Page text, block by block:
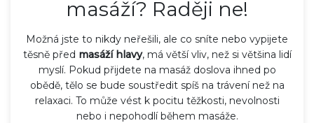
masáží? Raději ne!
Možná jste to nikdy neřešili, ale co sníte nebo vypijete
těsně před masáží hlavy, má větší vliv, než si většina lidí
myslí. Pokud přijdete na masáž doslova ihned po
obědě, tělo se bude soustředit spíš na trávení než na
relaxaci. To může vést k pocitu těžkosti, nevolnosti
nebo i nepohodlí během masáže.